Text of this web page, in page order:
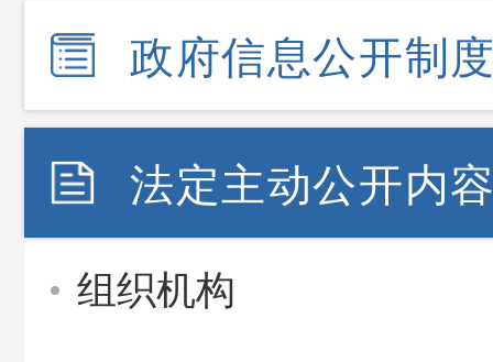
政府信息公开制
法定主动公开内
组织机构